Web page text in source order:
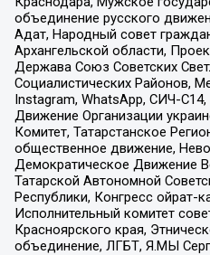
объединение русского
Адат, Народный совет
Архангельской области,
Держава Союз Советских
Социалистических Районов,
Instagram, WhatsApp, СИЧ-
Движение Организации
Комитет, Татарстанское
общественное движение,
Демократическое Движение
Татарской Автономной
Республики, Конгресс ойрат-
Исполнительный комитет
Красноярского края,
объединение, ЛГБТ, Я.МЫ